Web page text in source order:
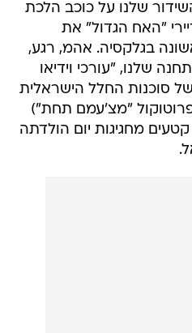
שלנו על כוכב הלכת
"האח הגדול" את
בגלקסיה. אהמ, רגע,
שלנו, "עורכי וידיאו
סוכנות החלל הישראלית
"מצ'עמם תחת")
מחגיגות יום הולדתה